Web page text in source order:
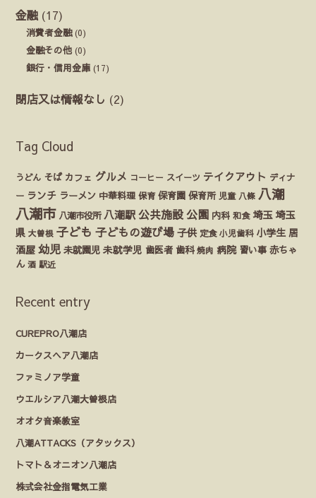
金融 (17)
消費者金融(0)
金融その他 (0)
銀行・信用金庫 (17)
閉店又は情報なし (2)
Tag Cloud
うどん そば カフェ グルメ コーヒー スイーツ テイクアウト ディナ
ー ランチ ラーメン 中華料理 保育 保育園 保育所 児童 八條 八潮
八潮市 八潮市役所 八潮駅 公共施設 公園 内科 和食 埼玉 埼玉
県 大曽根 子ども 子どもの遊び場 子供 定食 小児歯科 小学生 居
酒屋 幼児 未就園児 未就学児 歯医者 歯科 焼肉 病院 習い事 赤ちゃ
ん 酒 駅近
Recent entry
CUREPRO八潮店
カークスヘア八潮店
ファミノア学童
ウエルシア八潮大曽根店
オオタ音楽教室
八潮ATTACKS（アタックス）
トマト＆オニオン八潮店
株式会社金指電気工業